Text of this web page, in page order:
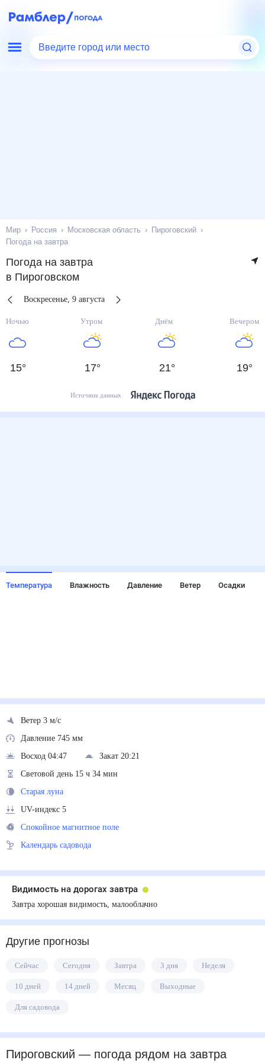
Введите город или место
Мир Россия Московская область
Пироговский
Погода на завтра
Погода на завтра
в Пироговском
Воскресенье, 9августа
Ночью
15°
Утром
17°
Днём
21°
Вечером
19°
Источник данных
Температура Влажность Давление Ветер Осадки
Ветер 3 м/с
Давление 745 мм
Восход 04:47
Закат 20:21
Световой день 15 ч 34 мин
Старая луна
UV-индекс 5
Спокойное магнитное поле
Календарь садовода
Видимость на дорогах завтра
Завтра хорошая видимость, малооблачно
Другие прогнозы
Сейчас Сегодня Завтра 3 дня Неделя
10 дней 14 дней Месяц Выходные
Для садовода
Пироговский— погода рядом на завтра